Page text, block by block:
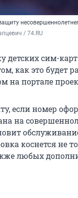
/ 74.RU
детских сим-
как это будет
на портале
если номер
на
коснется не
любых